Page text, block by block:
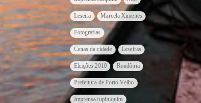
Leseira Marcela Ximenes
Fotografias
Cenas da cidade Leseiras
Eleições 2010 Rondônia
Prefeitura de Porto Velho
Imprensa tupiniquim